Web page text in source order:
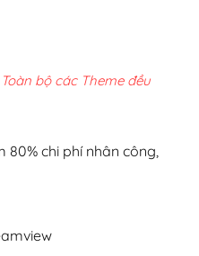
bộ các Theme đều
chi phí nhân công,